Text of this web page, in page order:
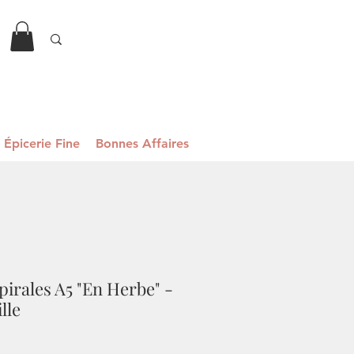
Épicerie Fine Bonnes Affaires
A5 "En Herbe" -